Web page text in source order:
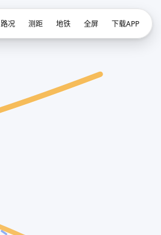
路况 测距 地铁 全屏 下载APP